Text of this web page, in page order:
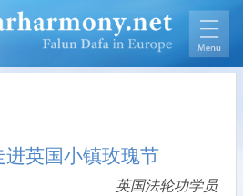
进英国小镇玫瑰节
英国法轮功学员